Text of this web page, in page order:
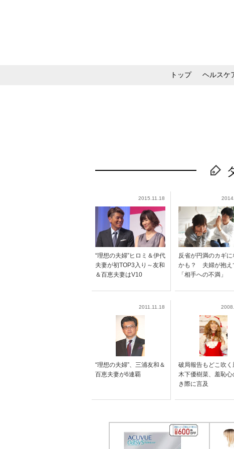
トップ ヘルスケ
2015.11.18
“理想の夫婦”ヒロミ＆伊代
夫妻が初TOP3入り～友和
＆百恵夫妻はV10
反省が円満のカギに
かも？ 夫婦が抱え
「相手への不満」
2011.11.18
“理想の夫婦”、三浦友和＆
百恵夫妻が6連覇
破局報告もどこ吹
木下優樹菜、羞恥心
き際に言及